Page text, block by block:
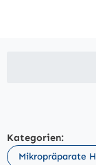
Kategorien:
Mikropräparate